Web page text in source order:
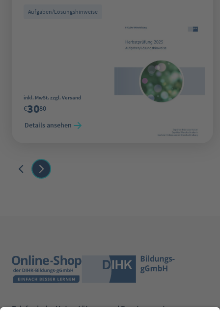
Aufgaben/Lösungshinweise
Regulärer Preis:
inkl. MwSt. zzgl. Versand
€3080
Details ansehen
Telefonische Unterstützung und Beratung unter: